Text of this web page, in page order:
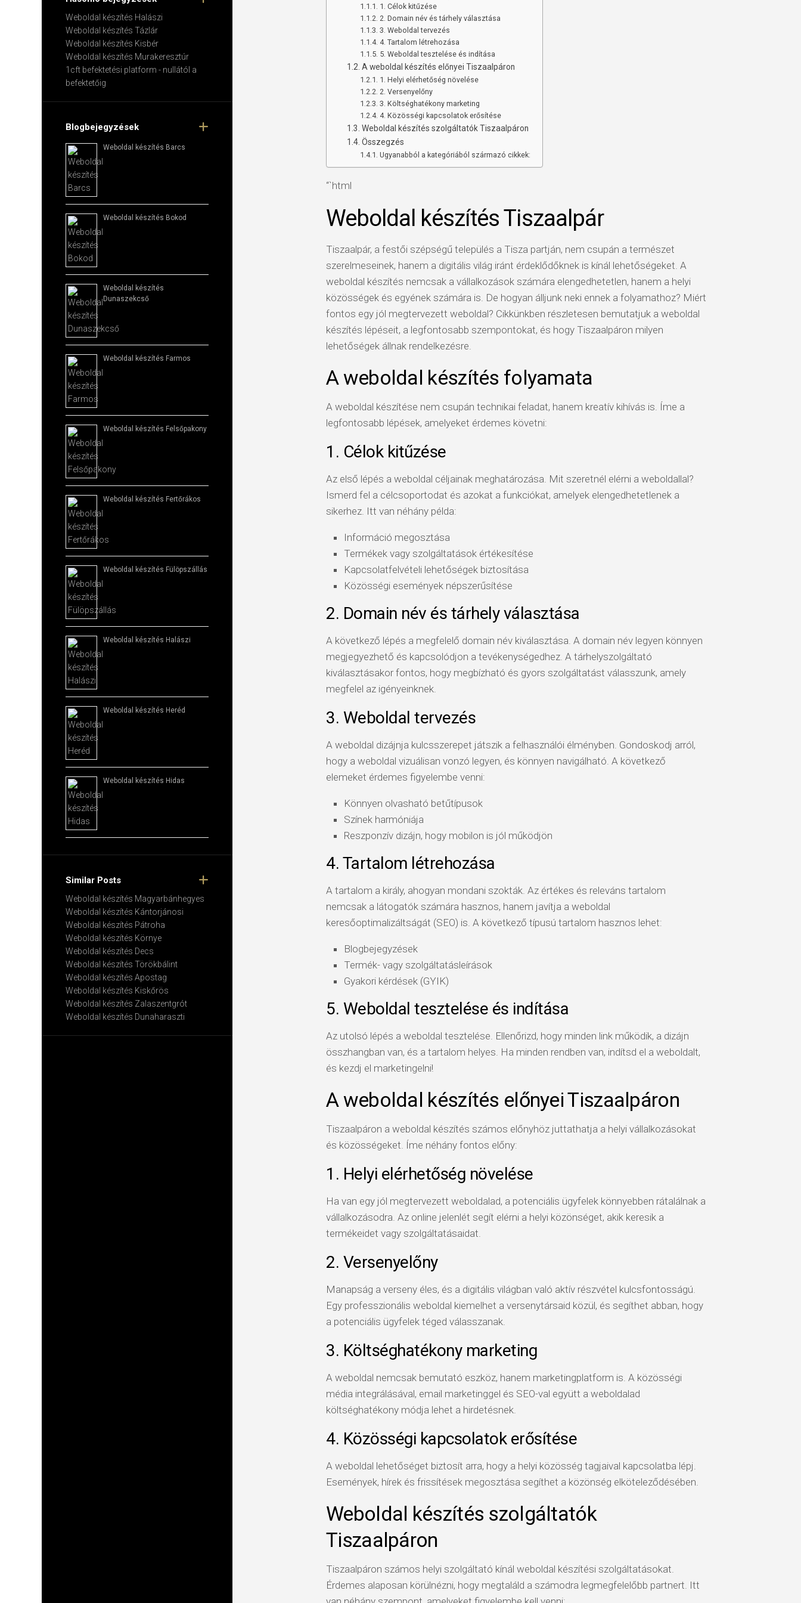
1. Célok kitűzése
2. Domain név és tárhely választása
3. Weboldal tervezés
4. Tartalom létrehozása
5. Weboldal tesztelése és indítása
A weboldal készítés előnyei Tiszaalpáron
1. Helyi elérhetőség növelése
2. Versenyelőny
3. Költséghatékony marketing
4. Közösségi kapcsolatok erősítése
Weboldal készítés szolgáltatók Tiszaalpáron
Összegzés
Ugyanabból a kategóriából származó cikkek:
“`html
Weboldal készítés Tiszaalpár
Tiszaalpár, a festői szépségű település a Tisza partján, nem csupán a természet
szerelmeseinek, hanem a digitális világ iránt érdeklődőknek is kínál lehetőségeket. A
weboldal készítés nemcsak a vállalkozások számára elengedhetetlen, hanem a helyi
közösségek és egyének számára is. De hogyan álljunk neki ennek a folyamathoz? Miért
fontos egy jól megtervezett weboldal? Cikkünkben részletesen bemutatjuk a weboldal
készítés lépéseit, a legfontosabb szempontokat, és hogy Tiszaalpáron milyen
lehetőségek állnak rendelkezésre.
A weboldal készítés folyamata
A weboldal készítése nem csupán technikai feladat, hanem kreatív kihívás is. Íme a
legfontosabb lépések, amelyeket érdemes követni:
1. Célok kitűzése
Az első lépés a weboldal céljainak meghatározása. Mit szeretnél elérni a weboldallal?
Ismerd fel a célcsoportodat és azokat a funkciókat, amelyek elengedhetetlenek a
sikerhez. Itt van néhány példa:
Információ megosztása
Termékek vagy szolgáltatások értékesítése
Kapcsolatfelvételi lehetőségek biztosítása
Közösségi események népszerűsítése
2. Domain név és tárhely választása
A következő lépés a megfelelő domain név kiválasztása. A domain név legyen könnyen
megjegyezhető és kapcsolódjon a tevékenységedhez. A tárhelyszolgáltató
kiválasztásakor fontos, hogy megbízható és gyors szolgáltatást válasszunk, amely
megfelel az igényeinknek.
3. Weboldal tervezés
A weboldal dizájnja kulcsszerepet játszik a felhasználói élményben. Gondoskodj arról,
hogy a weboldal vizuálisan vonzó legyen, és könnyen navigálható. A következő
elemeket érdemes figyelembe venni:
Könnyen olvasható betűtípusok
Színek harmóniája
Reszponzív dizájn, hogy mobilon is jól működjön
4. Tartalom létrehozása
A tartalom a király, ahogyan mondani szokták. Az értékes és releváns tartalom
nemcsak a látogatók számára hasznos, hanem javítja a weboldal
keresőoptimalizáltságát (SEO) is. A következő típusú tartalom hasznos lehet:
Blogbejegyzések
Termék- vagy szolgáltatásleírások
Gyakori kérdések (GYIK)
5. Weboldal tesztelése és indítása
Az utolsó lépés a weboldal tesztelése. Ellenőrizd, hogy minden link működik, a dizájn
összhangban van, és a tartalom helyes. Ha minden rendben van, indítsd el a weboldalt,
és kezdj el marketingelni!
A weboldal készítés előnyei Tiszaalpáron
Tiszaalpáron a weboldal készítés számos előnyhöz juttathatja a helyi vállalkozásokat
és közösségeket. Íme néhány fontos előny:
1. Helyi elérhetőség növelése
Ha van egy jól megtervezett weboldalad, a potenciális ügyfelek könnyebben rátalálnak a
vállalkozásodra. Az online jelenlét segít elérni a helyi közönséget, akik keresik a
termékeidet vagy szolgáltatásaidat.
2. Versenyelőny
Manapság a verseny éles, és a digitális világban való aktív részvétel kulcsfontosságú.
Egy professzionális weboldal kiemelhet a versenytársaid közül, és segíthet abban, hogy
a potenciális ügyfelek téged válasszanak.
3. Költséghatékony marketing
A weboldal nemcsak bemutató eszköz, hanem marketingplatform is. A közösségi
média integrálásával, email marketinggel és SEO-val együtt a weboldalad
költséghatékony módja lehet a hirdetésnek.
4. Közösségi kapcsolatok erősítése
A weboldal lehetőséget biztosít arra, hogy a helyi közösség tagjaival kapcsolatba lépj.
Események, hírek és frissítések megosztása segíthet a közönség elköteleződésében.
Weboldal készítés szolgáltatók
Tiszaalpáron
Tiszaalpáron számos helyi szolgáltató kínál weboldal készítési szolgáltatásokat.
Érdemes alaposan körülnézni, hogy megtaláld a számodra legmegfelelőbb partnert. Itt
Weboldal készítés​ Halászi
Weboldal készítés​ Tázlár
Weboldal készítés​ Kisbér
Weboldal készítés​ Murakeresztúr
1cft befektetési platform - nullától a
befektetőig
Blogbejegyzések
Weboldal készítés​ Barcs
Weboldal készítés​ Bokod
Weboldal készítés​
Dunaszekcső
Weboldal készítés​ Farmos
Weboldal készítés​ Felsőpakony
Weboldal készítés​ Fertőrákos
Weboldal készítés​ Fülöpszállás
Weboldal készítés​ Halászi
Weboldal készítés​ Heréd
Weboldal készítés​ Hidas
Similar Posts
Weboldal készítés​ Magyarbánhegyes
Weboldal készítés​ Kántorjánosi
Weboldal készítés​ Pátroha
Weboldal készítés​ Környe
Weboldal készítés​ Decs
Weboldal készítés​ Törökbálint
Weboldal készítés​ Apostag
Weboldal készítés​ Kiskőrös
Weboldal készítés​ Zalaszentgrót
Weboldal készítés​ Dunaharaszti